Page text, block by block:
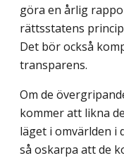
göra en årlig
rättsstatens
Det bör också
transparens.
Om de
kommer att likna
läget i omvärlden i
så oskarpa att de